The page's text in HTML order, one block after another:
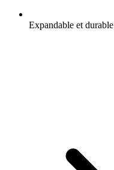
Expandable et durable